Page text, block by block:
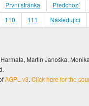
První stránka
Předchozí
110
111 Následující
Martin Janoška,
AGPL v3. Click here for the